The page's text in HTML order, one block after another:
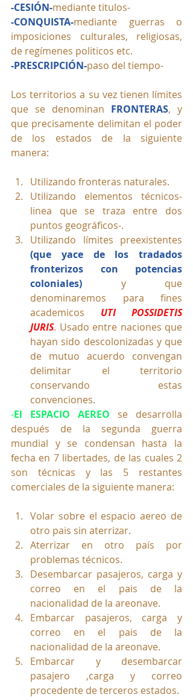
-CESIÓN-mediante titulos-
-CONQUISTA-mediante guerras o
imposiciones culturales, religiosas,
de regímenes politicos etc.
-PRESCRIPCIÓN-paso del tiempo-
Los territorios a su vez tienen límites
que se denominan FRONTERAS, y
que precisamente delimitan el poder
de los estados de la siguiente
manera:
Utilizando fronteras naturales.
Utilizando elementos técnicos-
linea que se traza entre dos
puntos geográficos-.
(que yace de los tradados
fronterizos con potencias
coloniales) y que
denominaremos para fines
academicos UTI POSSIDETIS
JURIS. Usado entre naciones que
hayan sido descolonizadas y que
de mutuo acuerdo convengan
delimitar el territorio
conservando estas
convenciones.
-El ESPACIO AEREO se desarrolla
después de la segunda guerra
mundial y se condensan hasta la
fecha en 7 libertades, de las cuales 2
son técnicas y las 5 restantes
comerciales de la siguiente manera:
Volar sobre el espacio aereo de
otro pais sin aterrizar.
Aterrizar en otro país por
problemas técnicos.
Desembarcar pasajeros, carga y
correo en el pais de la
nacionalidad de la areonave.
Embarcar pasajeros, carga y
correo en el pais de la
nacionalidad de la areonave.
Embarcar y desembarcar
pasajero ,carga y correo
procedente de terceros estados.